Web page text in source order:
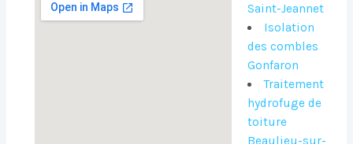
Saint-Jeannet
Isolation
des combles
Gonfaron
Traitement
hydrofuge de
toiture